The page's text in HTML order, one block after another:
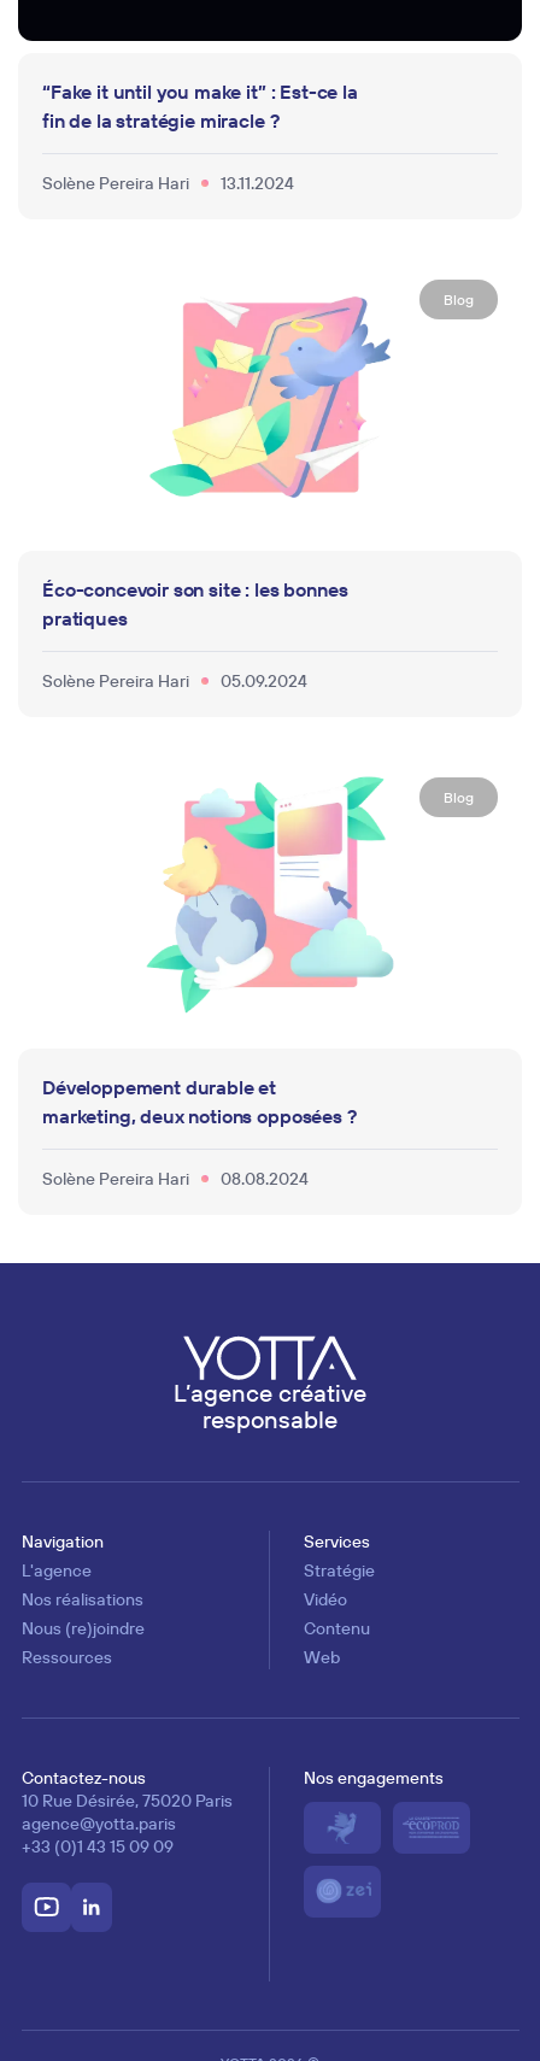
“Fake it until you make it” : Est-ce la
fin de la stratégie miracle ?
Solène Pereira Hari 13.11.2024
Blog
Éco-concevoir son site : les bonnes
pratiques
Solène Pereira Hari 05.09.2024
Blog
Développement durable et
marketing, deux notions opposées ?
Solène Pereira Hari 08.08.2024
L’agence créative
responsable
Navigation
L'agence
Nos réalisations
Nous (re)joindre
Ressources
Services
Stratégie
Vidéo
Contenu
Web
Contactez-nous
Adresse postale
10 Rue Désirée, 75020 Paris
Adresse mail
agence@yotta.paris
Téléphone
+33 (0)1 43 15 09 09
Nos engagements